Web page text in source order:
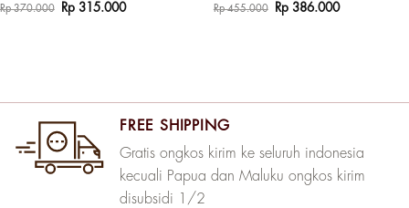
Rp370.000
Harga
aslinya
Rp 315.000Harga
Rp455.000
Harga
aslinya
Rp 386.000Harga
FREE SHIPPING
Gratis ongkos kirim ke seluruh indonesia
kecuali Papua dan Maluku ongkos kirim
disubsidi 1/2